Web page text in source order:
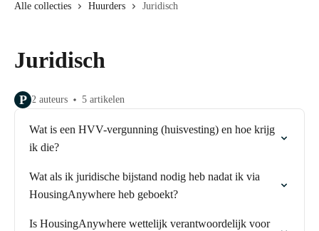
Alle collecties Huurders Juridisch
Juridisch
P 2 auteurs 5 artikelen
Wat is een HVV-vergunning (huisvesting) en hoe krijg
ik die?
Wat als ik juridische bijstand nodig heb nadat ik via
HousingAnywhere heb geboekt?
Is HousingAnywhere wettelijk verantwoordelijk voor